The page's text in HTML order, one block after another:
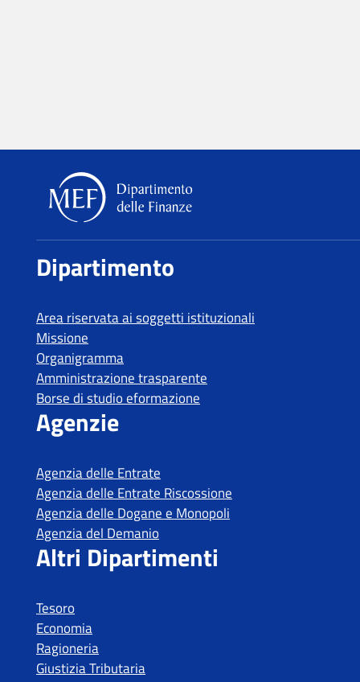
Dipartimento delle Finanze
Dipartimento
Area riservata ai soggetti istituzionali
Missione
Organigramma
Amministrazione trasparente
Borse di studio eformazione
Agenzie
Agenzia delle Entrate
Agenzia delle Entrate Riscossione
Agenzia delle Dogane e Monopoli
Agenzia del Demanio
Altri Dipartimenti
Tesoro
Economia
Ragioneria
Giustizia Tributaria